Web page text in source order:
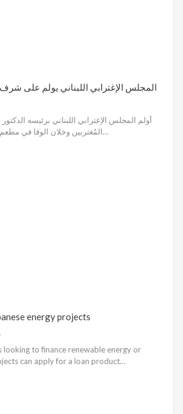
المجلس الإغترابي اللبناني يولم على شرف
أولم المجلس الإغترابي اللبناني برئيسه
المُغتربين وخلان الوفا في مطعم الكاشف – تبنين، حيث…
energy projects
looking to finance renewable energy or
can apply for a loan product…